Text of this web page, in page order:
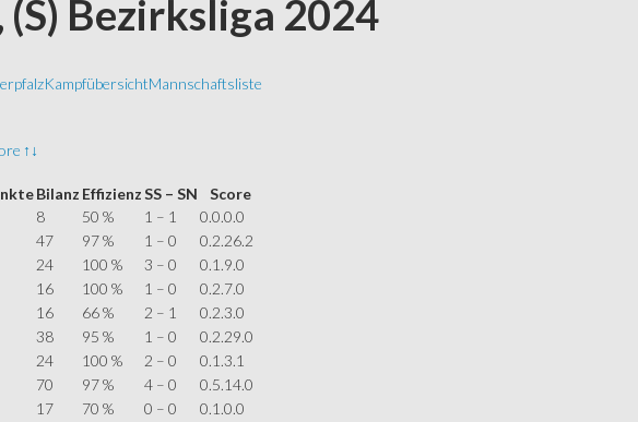
Bezirksliga 2024
KampfübersichtMannschaftsliste
↑↓
Bilanz EffizienzSS – SN
Score
8 50 % 1 – 1
0.0.0.0
47 97 % 1 – 0
0.2.26.2
24 100 % 3 – 0
0.1.9.0
16 100 % 1 – 0
0.2.7.0
16 66 % 2 – 1
0.2.3.0
38 95 % 1 – 0
0.2.29.0
24 100 % 2 – 0
0.1.3.1
70 97 % 4 – 0
0.5.14.0
17 70 % 0 – 0
0.1.0.0